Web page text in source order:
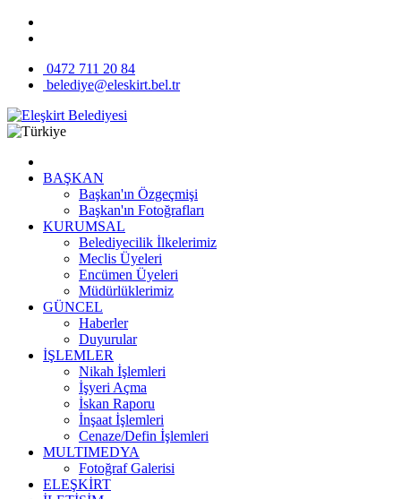
0472 711 20 84
belediye@eleskirt.bel.tr
BAŞKAN
Başkan'ın Özgeçmişi
Başkan'ın Fotoğrafları
KURUMSAL
Belediyecilik İlkelerimiz
Meclis Üyeleri
Encümen Üyeleri
Müdürlüklerimiz
GÜNCEL
Haberler
Duyurular
İŞLEMLER
Nikah İşlemleri
İşyeri Açma
İskan Raporu
İnşaat İşlemleri
Cenaze/Defin İşlemleri
MULTIMEDYA
Fotoğraf Galerisi
ELEŞKİRT